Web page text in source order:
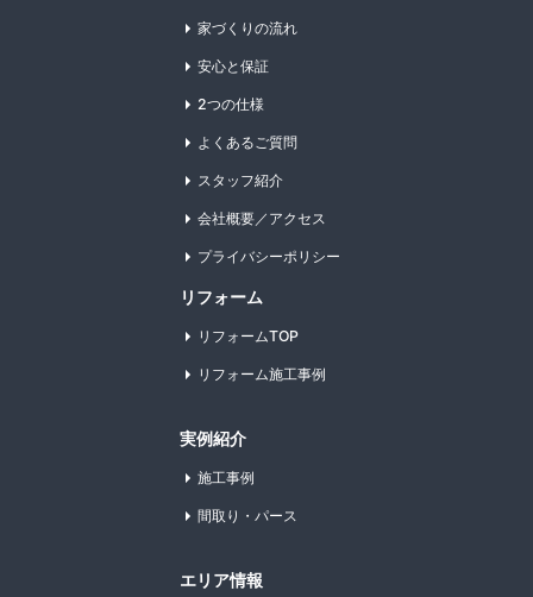
家づくりの流れ
安心と保証
2つの仕様
よくあるご質問
スタッフ紹介
会社概要／アクセス
プライバシーポリシー
リフォーム
リフォームTOP
リフォーム施工事例
実例紹介
施工事例
間取り・パース
エリア情報